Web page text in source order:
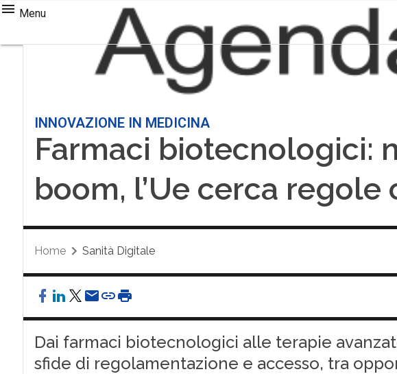
Menu
INNOVAZIONE IN MEDICINA
Farmaci biotecnologici:
boom, l’Ue cerca regole
Home Sanità Digitale
Dai farmaci biotecnologici alle terapie
sfide di regolamentazione e accesso, tra